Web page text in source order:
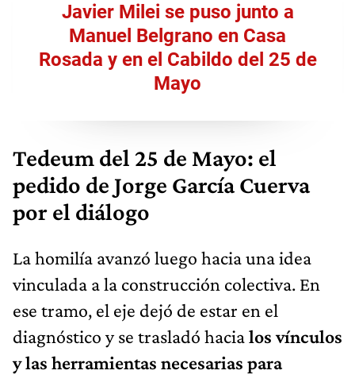
Javier Milei se puso junto a
Manuel Belgrano en Casa
Rosada y en el Cabildo del 25 de
Mayo
Tedeum del 25 de Mayo: el
pedido de Jorge García Cuerva
por el diálogo
La homilía avanzó luego hacia una idea
vinculada a la construcción colectiva. En
ese tramo, el eje dejó de estar en el
diagnóstico y se trasladó hacialos vínculos
y las herramientas necesarias para